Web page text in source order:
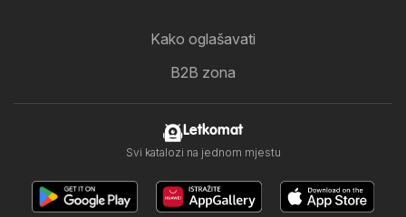
Kako oglašavati
B2B zona
Letkomat
Svi katalozi na jednom mjestu